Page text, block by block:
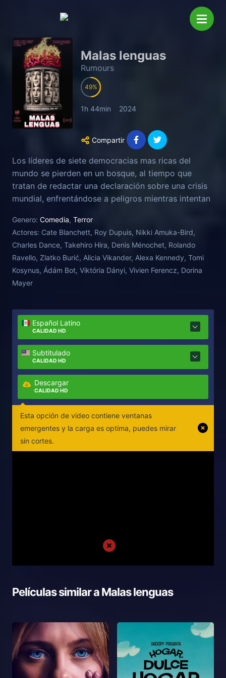
Malas lenguas
Rumours
49
1h 44min 2024
Compartir
Los líderes de siete democracias mas ricas del
mundo se pierden en un bosque, al tiempo que
tratan de redactar una declaración sobre una crisis
mundial, enfrentándose a peligros mientras intentan
Genero: Comedia, Terror
Actores: Cate Blanchett, Roy Dupuis, Nikki Amuka-Bird,
Charles Dance, Takehiro Hira, Denis Ménochet, Rolando
Ravello, Zlatko Burić, Alicia Vikander, Alexa Kennedy, Tomi
Kosynus, Ádám Bot, Viktória Dányi, Vivien Ferencz, Dorina
Mayer
Español Latino
CALIDAD HD
Subtitulado
CALIDAD HD
Descargar
CALIDAD HD
Esta opción de video contiene ventanas
emergentes y la carga es optima, puedes mirar
sin cortes.
Películas similar aMalas lenguas